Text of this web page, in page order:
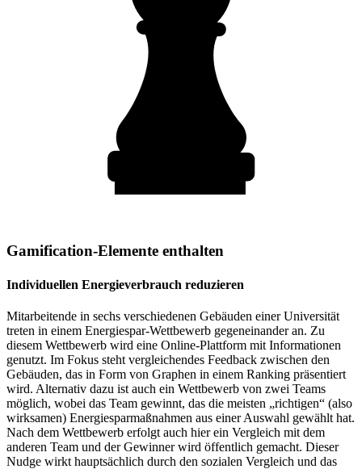
Gamification-Elemente enthalten
Individuellen Energieverbrauch reduzieren
Mitarbeitende in sechs verschiedenen Gebäuden einer Universität
treten in einem Energiespar-Wettbewerb gegeneinander an. Zu
diesem Wettbewerb wird eine Online-Plattform mit Informationen
genutzt. Im Fokus steht vergleichendes Feedback zwischen den
Gebäuden, das in Form von Graphen in einem Ranking präsentiert
wird. Alternativ dazu ist auch ein Wettbewerb von zwei Teams
möglich, wobei das Team gewinnt, das die meisten „richtigen“ (also
wirksamen) Energiesparmaßnahmen aus einer Auswahl gewählt hat.
Nach dem Wettbewerb erfolgt auch hier ein Vergleich mit dem
anderen Team und der Gewinner wird öffentlich gemacht. Dieser
Nudge wirkt hauptsächlich durch den sozialen Vergleich und das